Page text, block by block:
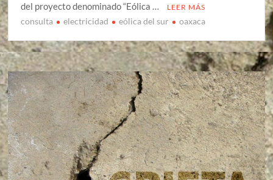
del proyecto denominado “Eólica …
LEER MÁS
consulta electricidad eólica del sur oaxaca